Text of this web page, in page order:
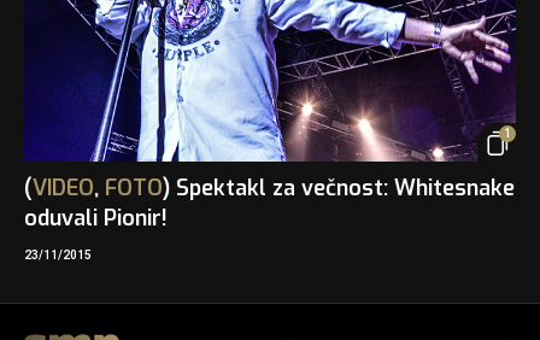
1
(VIDEO, FOTO) Spektakl za večnost: Whitesnake
oduvali Pionir!
23/11/2015